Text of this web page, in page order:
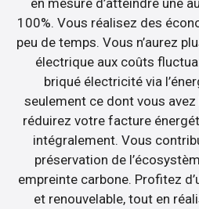
100%. Vous réalisez des
peu de temps. Vous n’aurez
électrique aux coûts
briqué électricité via
seulement ce dont vous avez
réduirez votre facture
intégralement. Vous
préservation de
empreinte carbone. Profitez
et renouvelable, tout en